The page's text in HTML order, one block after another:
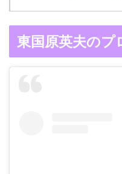
東国原英夫のプ